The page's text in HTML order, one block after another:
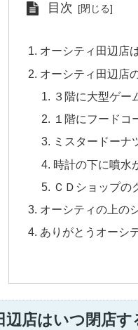
目次
オーシティ田辺店
オーシティ田辺店
３階に大型ゲー
１階にフードコ
ミスタードーナ
時計の下に噴水
ＣＤショップの
オーシティの上の
ありがとうオーシ
店はいつ閉店す